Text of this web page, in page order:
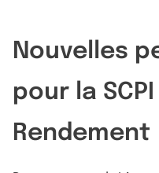
Nouvelles
pour la
Rendement